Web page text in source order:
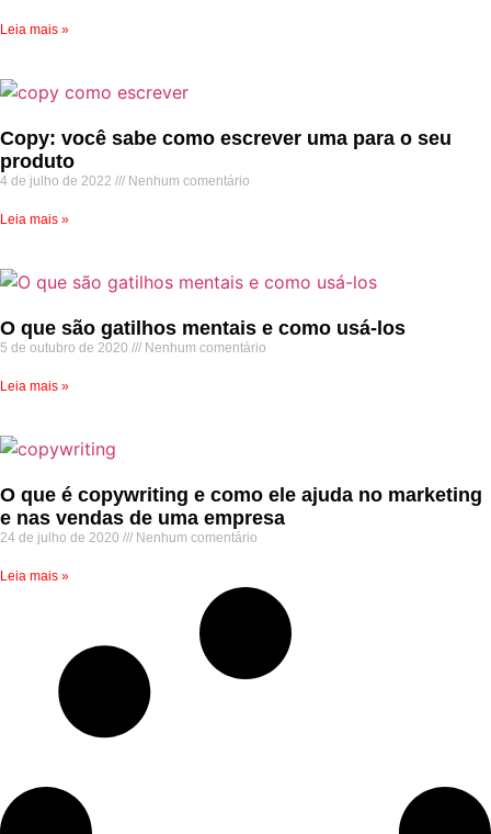
Leia mais »
Copy: você sabe como escrever uma para o seu
produto
4 de julho de 2022 Nenhum comentário
Leia mais »
O que são gatilhos mentais e como usá-los
5 de outubro de 2020 Nenhum comentário
Leia mais »
O que é copywriting e como ele ajuda no marketing
e nas vendas de uma empresa
24 de julho de 2020 Nenhum comentário
Leia mais »